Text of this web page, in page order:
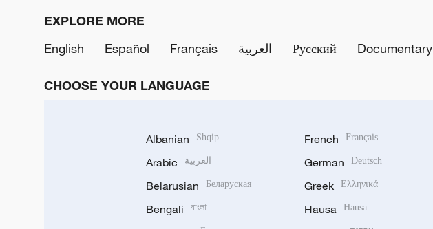
EXPLORE MORE
English
Español Français العربية Русский Documentary
CHOOSE YOUR LANGUAGE
Albanian Shqip
Arabic العربية
Belarusian Беларуская
Bengali বাংলা
French Français
German Deutsch
Greek Ελληνικά
Hausa Hausa